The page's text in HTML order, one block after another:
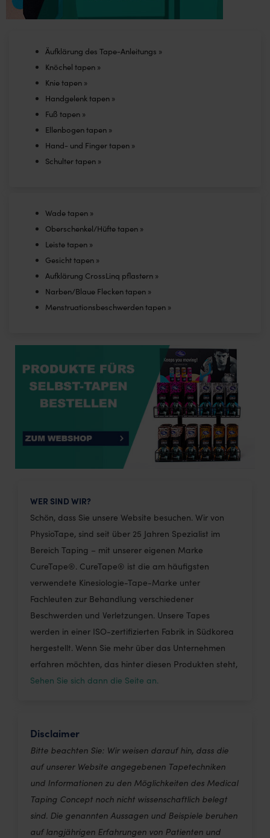
Äufklärung des Tape-Anleitungs »
Knöchel tapen »
Knie tapen »
Handgelenk tapen »
Fuß tapen »
Ellenbogen tapen »
Hand- und Finger tapen »
Schulter tapen »
Wade tapen »
Oberschenkel/Hüfte tapen »
Leiste tapen »
Gesicht tapen »
Aufklärung CrossLinq pflastern »
Narben/Blaue Flecken tapen »
Menstruationsbeschwerden tapen »
WER SIND WIR?
Schön, dass Sie unsere Website besuchen. Wir von
PhysioTape, sind seit über 25 Jahren Spezialist im
Bereich Taping – mit unserer eigenen Marke
CureTape®. CureTape® ist die am häufigsten
verwendete Kinesiologie-Tape-Marke unter
Fachleuten zur Behandlung verschiedener
Beschwerden und Verletzungen. Unsere Tapes
werden in einer ISO-zertifizierten Fabrik in Südkorea
hergestellt. Wenn Sie mehr über das Unternehmen
erfahren möchten, das hinter diesen Produkten steht,
Sehen Sie sich dann die Seite an.
Disclaimer
Bitte beachten Sie: Wir weisen darauf hin, dass die
auf unserer Website angegebenen Tapetechniken
und Informationen zu den Möglichkeiten des Medical
Taping Concept noch nicht wissenschaftlich belegt
sind. Die genannten Aussagen und Beispiele beruhen
auf langjährigen Erfahrungen von Patienten und